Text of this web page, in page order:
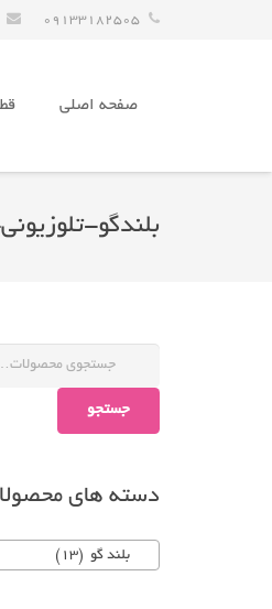
09133182505
صفحه اصلی
بلندگو-تلوزیونی-۸-اهم-۲۰-
جستجو
دسته های
بلند گو (13)